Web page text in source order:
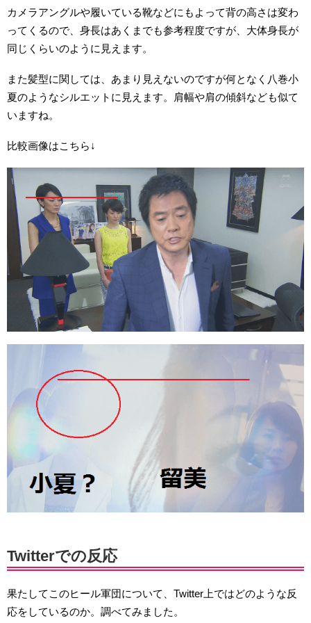
カメラアングルや履いている靴などにもよって背の高さは変わ
ってくるので、身長はあくまでも参考程度ですが、大体身長が
同じくらいのように見えます。
また髪型に関しては、あまり見えないのですが何となく八巻小
夏のようなシルエットに見えます。肩幅や肩の傾斜なども似て
いますね。
比較画像はこちら↓
Twitterでの反応
果たしてこのヒール軍団について、Twitter上ではどのような反
応をしているのか。調べてみました。